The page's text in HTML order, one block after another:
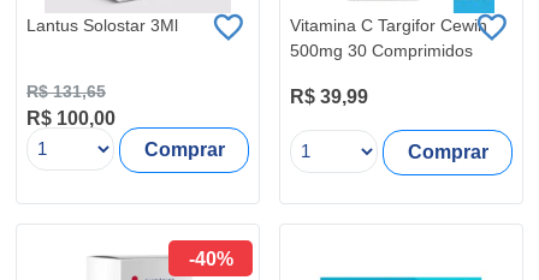
Lantus Solostar 3Ml
R$ 131,65
R$ 100,00
Comprar
Vitamina C Targifor Cewin
500mg 30 Comprimidos
R$ 39,99
Comprar
-40%